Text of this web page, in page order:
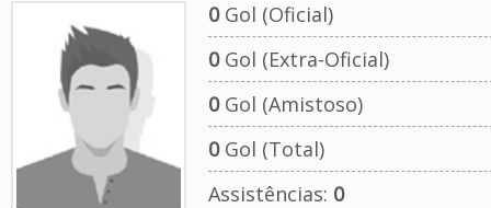
0Gol (Oficial)
0Gol (Extra-Oficial)
0Gol (Amistoso)
0Gol (Total)
Assistências: 0